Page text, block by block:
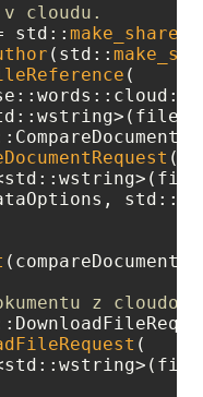
cloudu.
std:: make_shared
(std::
(
(
std::
z
(